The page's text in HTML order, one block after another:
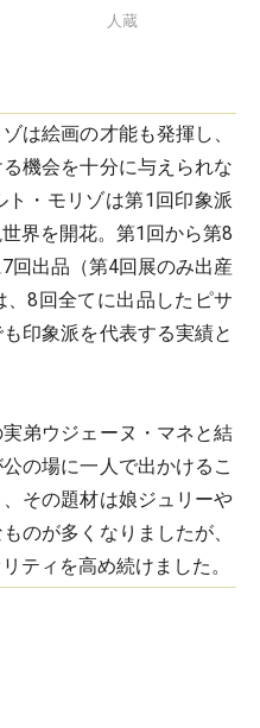
人蔵
は絵画の才能も発揮し、
機会を十分に与えられな
・モリゾは第1回印象派
界を開花。第1回から第8
回出品（第4回展のみ出産
8回全てに出品したピサ
印象派を代表する実績と
弟ウジェーヌ・マネと結
の場に一人で出かけるこ
その題材は娘ジュリーや
のが多くなりましたが、
ティを高め続けました。